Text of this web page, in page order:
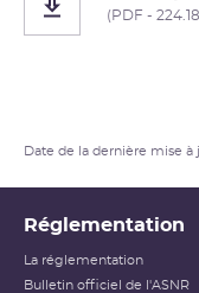
(PDF -
Date de la dernière mise à
Réglementation
La réglementation
Bulletin officiel de l'ASNR